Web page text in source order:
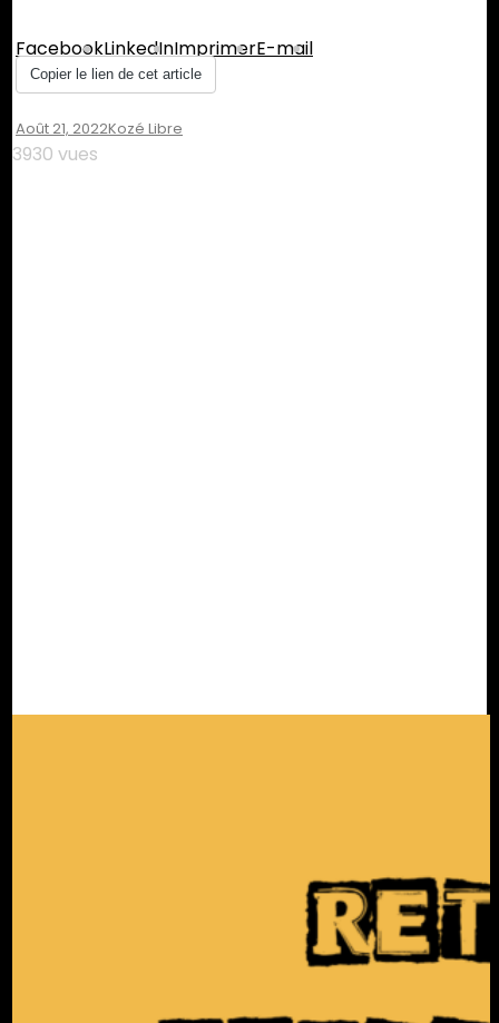
FacebookLinkedInImprimerE-mail
Copier le lien de cet article
Août 21, 2022Kozé Libre
3930 vues